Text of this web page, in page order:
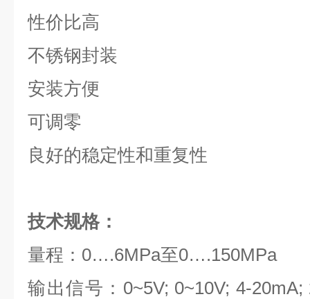
性价比高
不锈钢封装
安装方便
可调零
良好的稳定性和重复性
技术规格：
量程：0….6MPa至0….150MPa
输出信号：0~5V; 0~10V; 4-20mA;